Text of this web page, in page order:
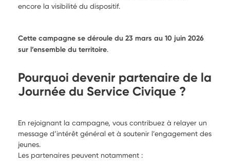
encore la visibilité du dispositif.
Cette campagne se déroule du 23 mars au 10 juin 2026
sur l’ensemble du territoire.
Pourquoi devenir partenaire de la
Journée du Service Civique ?
En rejoignant la campagne, vous contribuez à relayer un
message d’intérêt général et à soutenir l’engagement des
jeunes.
Les partenaires peuvent notamment :